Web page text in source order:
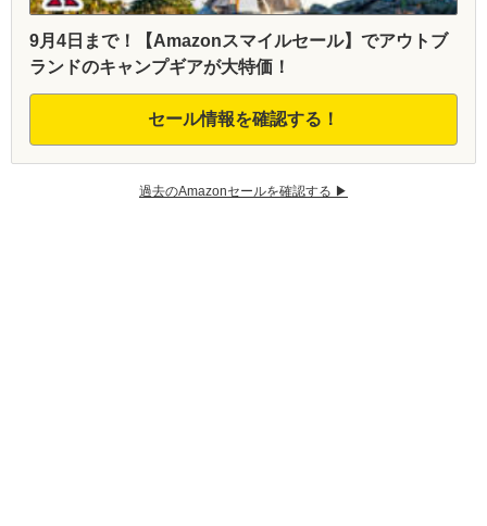
9月4日まで！【Amazonスマイルセール】でアウトブ
ランドのキャンプギアが大特価！
セール情報を確認する！
過去のAmazonセールを確認する ▶︎